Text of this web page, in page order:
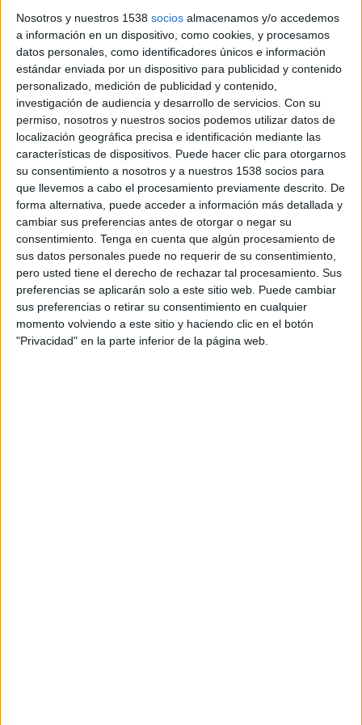
Nosotros y nuestros 1538 socios almacenamos y/o accedemos
a información en un dispositivo, como cookies, y procesamos
datos personales, como identificadores únicos e información
estándar enviada por un dispositivo para publicidad y contenido
personalizado, medición de publicidad y contenido,
investigación de audiencia y desarrollo de servicios. Con su
permiso, nosotros y nuestros socios podemos utilizar datos de
localización geográfica precisa e identificación mediante las
características de dispositivos. Puede hacer clic para otorgarnos
su consentimiento a nosotros y a nuestros 1538 socios para
que llevemos a cabo el procesamiento previamente descrito. De
forma alternativa, puede acceder a información más detallada y
cambiar sus preferencias antes de otorgar o negar su
consentimiento. Tenga en cuenta que algún procesamiento de
sus datos personales puede no requerir de su consentimiento,
pero usted tiene el derecho de rechazar tal procesamiento. Sus
preferencias se aplicarán solo a este sitio web. Puede cambiar
sus preferencias o retirar su consentimiento en cualquier
momento volviendo a este sitio y haciendo clic en el botón
"Privacidad" en la parte inferior de la página web.
interessats a comprar en qualsevol de les 23
primeres marques que ofereixen descomptes de
fins al 70%. El valor afegit d'aquesta iniciativa és
que un 5% dels beneficis de les vendes que s'hi
facin serviran per impulsar projectes socials de
la Fundació Ramon Noguera.
El Shopp Ou se celebra a la seu que l'entitat té
al polígon Mas Xirgu. S'hi poden trobar articles
per a la llar, roba, calçat, complements, moda
infantil i regals en un espai de 4.000 metres
quadrats. Les firmes que hi participen són
Textura Interiors, Sita Murt, Desigual, Mango,
Lacoste, Punto Blanco, Levi's kids, General
Òptica, Ikks kids, Catimini, LTB Jeans, Cooked